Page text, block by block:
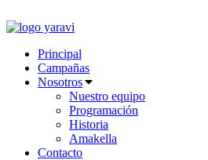
al
Principal
Campañas
Nosotros
Nuestro equipo
Programación
Historia
Amakella
Contacto